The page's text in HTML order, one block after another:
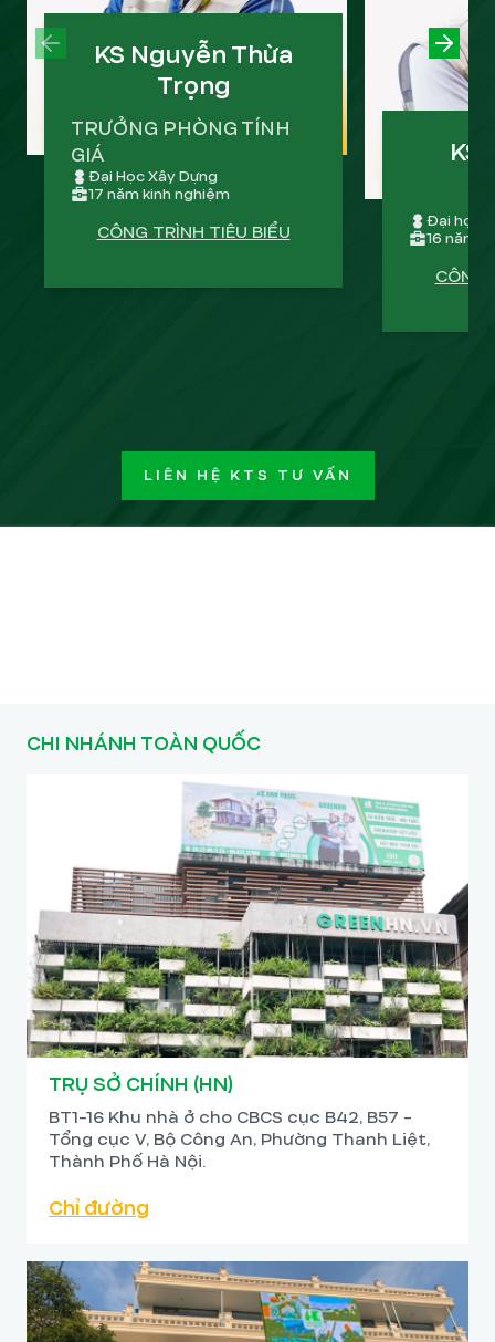
KS Nguyễn Thừa
Trọng
TRƯỞNG PHÒNG TÍNH
GIÁ
Đại Học Xây Dựng
17 năm kinh nghiệm
CÔNG TRÌNH TIÊU BIỂU
KS
Đại học
16 năm
CÔNG
PREVIOUS SLIDE
LIÊN HỆ KTS TƯ VẤN
CHI NHÁNH TOÀN QUỐC
TRỤ SỞ CHÍNH (HN)
BT1-16 Khu nhà ở cho CBCS cục B42, B57 -
Tổng cục V, Bộ Công An, Phường Thanh Liệt,
Thành Phố Hà Nội.
Chỉ đường